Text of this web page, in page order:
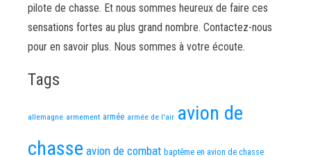
pilote de chasse. Et nous sommes heureux de faire ces
sensations fortes au plus grand nombre. Contactez-nous
pour en savoir plus. Nous sommes à votre écoute.
Tags
allemagne armement armée armée de l'air avion de
chasse avion de combat baptême en avion de chasse